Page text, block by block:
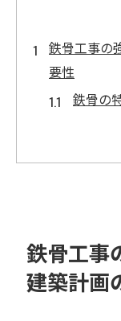
鉄骨工事の
要性
鉄骨の
耐震
施工効率を
現場で
鉄骨工事
建築計画